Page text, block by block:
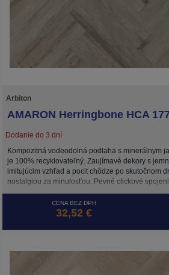
Arbiton
AMARON Herringbone HCA
Dodanie do 3 dní
Kompozitná vodeodolná podlaha s minerálnym
je 100% recyklovateľný. Zaujímavé dekory s
imitujúcim vzhľad a pocit chôdze po skutočnom
nostalgiou za minulosťou. Pevné clickové
CENA BEZ DPH
32,52 €